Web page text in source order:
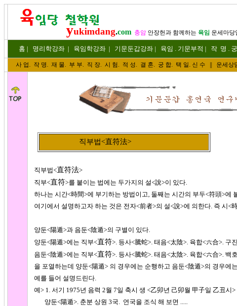
yukimdang.com 충암 안장헌과 함께하는 육임 운세마당
홈 | 명리 학강좌 | 육임학강좌 | 기문둔갑강좌 | 육임 . 기문부적 | 작 명 .
사 업 . 작 명. 재 물. 부 부. 직 장. 시 험. 적 성. 결 혼. 궁 합. 택 일. 신 수 운세 상
직부법<直符法>
직부법<直符法>
직부<直符>를 붙이는 법에는 두가지의 설<說>이 있다.
하나는 시간<時間>에 부기하는 방법이고, 둘째는 시간의 부두<符頭>에
여기에서 설명하고자 하는 것은 전자<前者>의 설<說>에 의한다. 즉 시<
양둔<陽遁>과 음둔<陰遁>의 구별이 있다.
양둔<陽遁>에는 직부<直符>. 등사<騰蛇>. 태음<太陰>. 육합<六合>. 구
음둔<陰遁>에는 직부<直符>. 등사<騰蛇>. 태음<太陰>. 육합<六合>. 백
을 포열하는데 양둔<陽遁> 의 경우에는 순행하고 음둔<陰遁>의 경우에
예를 들어 설명드린다.
예> 1. 서기 1975년 음력 2월 7일 축시 생 <乙卯년 己卯월 甲子일 乙丑시>
양둔<陽遁>. 춘분 상원 3국. 연국을 조식 해 보면 .....